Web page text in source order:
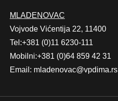
MLADENOVAC
Vojvode Vićentija 22, 11400
Tel:+381 (0)11 6230-111
Mobilni:+381 (0)64 859 42 31
Email: mladenovac@vpdima.rs